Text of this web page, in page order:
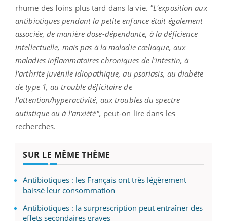
rhume des foins plus tard dans la vie. "L'exposition aux
antibiotiques pendant la petite enfance était également
associée, de manière dose-dépendante, à la déficience
intellectuelle, mais pas à la maladie cœliaque, aux
maladies inflammatoires chroniques de l'intestin, à
l'arthrite juvénile idiopathique, au psoriasis, au diabète
de type 1, au trouble déficitaire de
l'attention/hyperactivité, aux troubles du spectre
autistique ou à l'anxiété", peut-on lire dans les
recherches.
SUR LE MÊME THÈME
Antibiotiques : les Français ont très légèrement
baissé leur consommation
Antibiotiques : la surprescription peut entraîner des
effets secondaires graves